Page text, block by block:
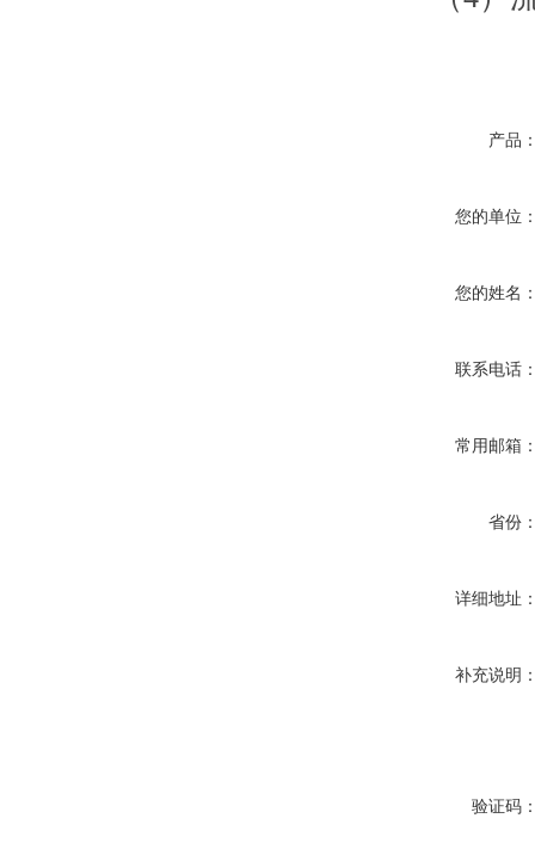
产品
您的单位
您的姓名
联系电话
常用邮箱
省份
详细地址
补充说明
验证码